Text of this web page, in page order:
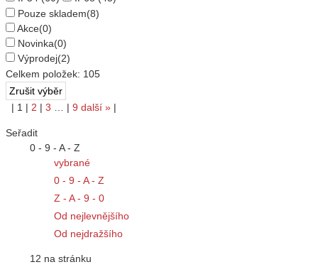
Pouze skladem(8)
Akce(0)
Novinka(0)
Výprodej(2)
Celkem položek: 105
| 1 | 2 | 3 … | 9 další » |
Seřadit
0 - 9 - A - Z
vybrané
0 - 9 - A - Z
Z - A - 9 - 0
Od nejlevnějšího
Od nejdražšího
12 na stránku